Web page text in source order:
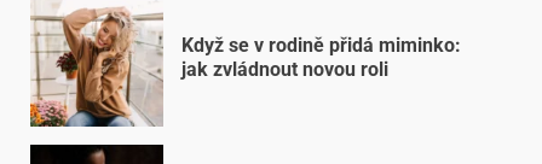
Když se v rodině přidá miminko:
jak zvládnout novou roli